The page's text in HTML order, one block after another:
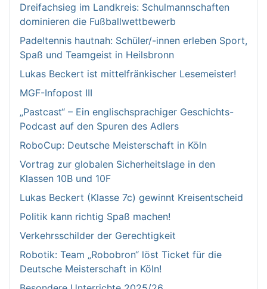
Dreifachsieg im Landkreis: Schulmannschaften
dominieren die Fußballwettbewerb
Padeltennis hautnah: Schüler/-innen erleben Sport,
Spaß und Teamgeist in Heilsbronn
Lukas Beckert ist mittelfränkischer Lesemeister!
MGF-Infopost III
„Pastcast“ – Ein englischsprachiger Geschichts-
Podcast auf den Spuren des Adlers
RoboCup: Deutsche Meisterschaft in Köln
Vortrag zur globalen Sicherheitslage in den
Klassen 10B und 10F
Lukas Beckert (Klasse 7c) gewinnt Kreisentscheid
Politik kann richtig Spaß machen!
Verkehrsschilder der Gerechtigkeit
Robotik: Team „Robobron“ löst Ticket für die
Deutsche Meisterschaft in Köln!